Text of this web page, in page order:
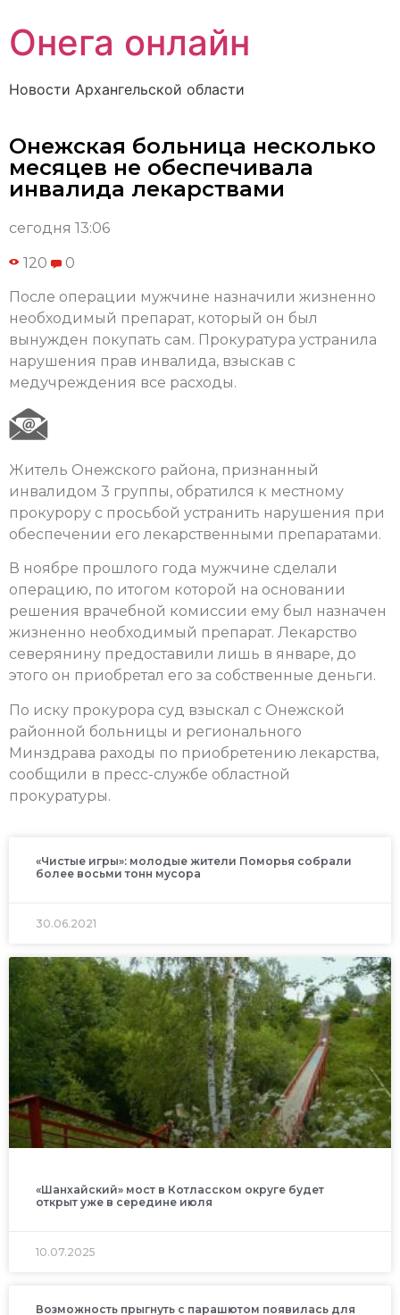
Онега онлайн
Новости Архангельской области
Онежская больница несколько
месяцев не обеспечивала
инвалида лекарствами
сегодня 13:06
120 0
После операции мужчине назначили жизненно
необходимый препарат, который он был
вынужден покупать сам. Прокуратура устранила
нарушения прав инвалида, взыскав с
медучреждения все расходы.
Житель Онежского района, признанный
инвалидом 3 группы, обратился к местному
прокурору с просьбой устранить нарушения при
обеспечении его лекарственными препаратами.
В ноябре прошлого года мужчине сделали
операцию, по итогом которой на основании
решения врачебной комиссии ему был назначен
жизненно необходимый препарат. Лекарство
северянину предоставили лишь в январе, до
этого он приобретал его за собственные деньги.
По иску прокурора суд взыскал с Онежской
районной больницы и регионального
Минздрава раходы по приобретению лекарства,
сообщили в пресс-службе областной
прокуратуры.
«Чистые игры»: молодые жители Поморья собрали
более восьми тонн мусора
30.06.2021
«Шанхайский» мост в Котласском округе будет
открыт уже в середине июля
10.07.2025
Возможность прыгнуть с парашютом появилась для